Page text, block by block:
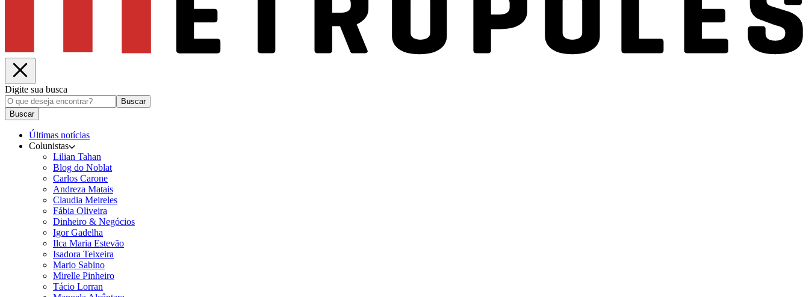
Digite sua busca
Buscar
Buscar
Últimas notícias
Colunistas
Lilian Tahan
Blog do Noblat
Carlos Carone
Andreza Matais
Claudia Meireles
Fábia Oliveira
Dinheiro & Negócios
Igor Gadelha
Ilca Maria Estevão
Isadora Teixeira
Mario Sabino
Mirelle Pinheiro
Tácio Lorran